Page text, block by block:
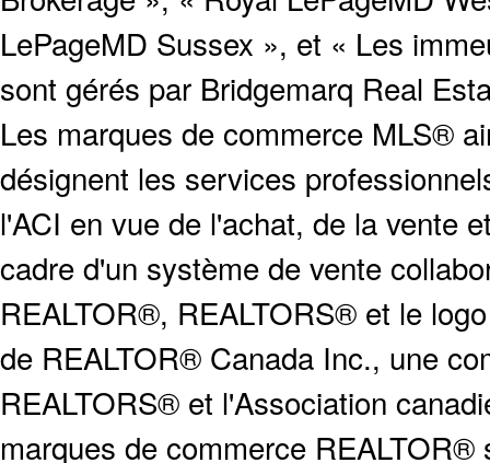
LePageMD Sussex », et « Les
sont gérés par Bridgemarq Real
Les marques de commerce MLS®
désignent les services
l'ACI en vue de l'achat, de la vente
cadre d'un système de vente
REALTOR®, REALTORS® et le
de REALTOR® Canada Inc., une
REALTORS® et l'Association
marques de commerce